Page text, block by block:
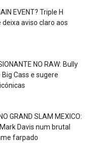
EVENT? Triple H
aviso claro aos
NO RAW: Bully
Cass e sugere
GRAND SLAM MEXICO:
Davis num brutal
farpado